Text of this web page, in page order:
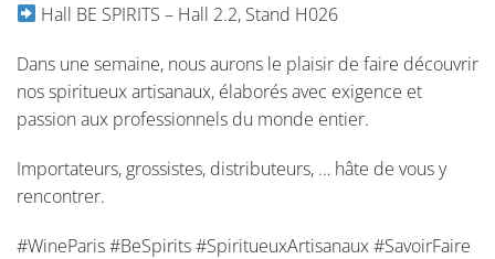
Hall BE SPIRITS – Hall 2.2, Stand H026
Dans une semaine, nous aurons le plaisir de faire découvrir
nos spiritueux artisanaux, élaborés avec exigence et
passion aux professionnels du monde entier.
Importateurs, grossistes, distributeurs, … hâte de vous y
rencontrer.
#WineParis #BeSpirits #SpiritueuxArtisanaux #SavoirFaire